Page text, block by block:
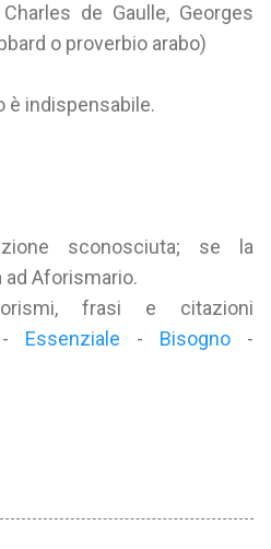
de Gaulle, Georges
o proverbio arabo)
è indispensabile.
sconosciuta; se la
ad Aforismario.
frasi e citazioni
Essenziale - Bisogno -